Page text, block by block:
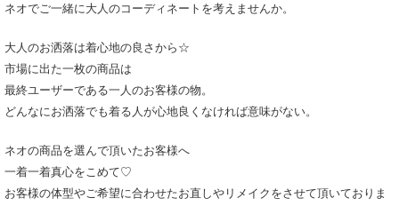
ネオでご一緒に大人のコーディネートを考えませんか。
大人のお洒落は着心地の良さから☆
市場に出た一枚の商品は
最終ユーザーである一人のお客様の物。
どんなにお洒落でも着る人が心地良くなければ意味がない。
ネオの商品を選んで頂いたお客様へ
一着一着真心をこめて♡
お客様の体型やご希望に合わせたお直しやリメイクをさせて頂いておりま